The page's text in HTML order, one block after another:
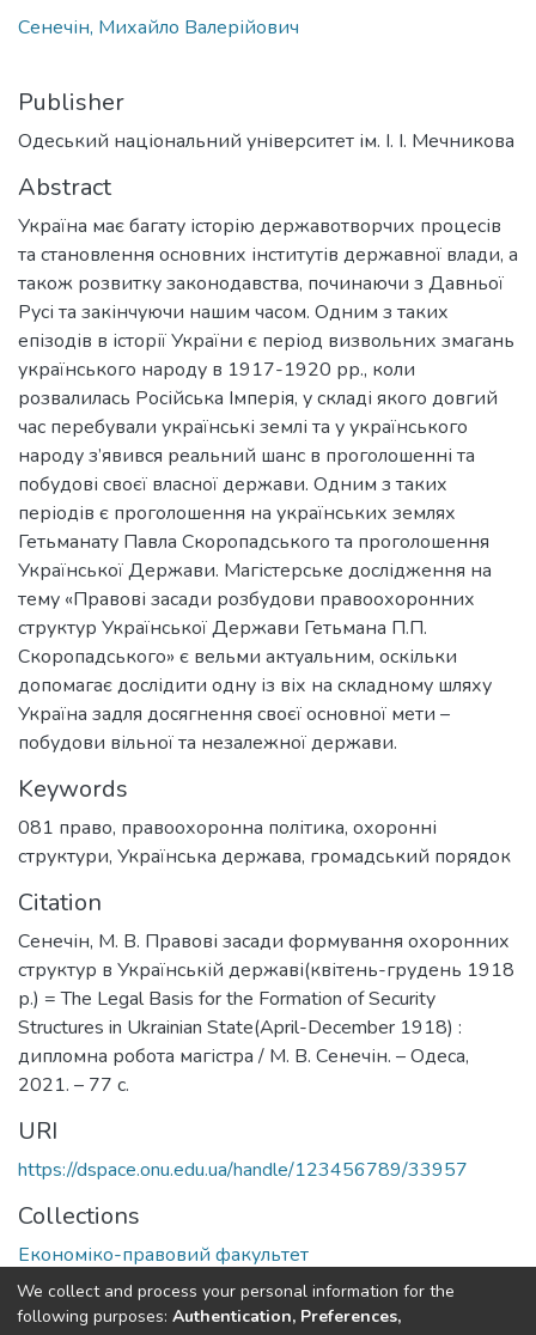
Сенечін, Михайло Валерійович
Publisher
Одеський національний університет ім. І. І. Мечникова
Abstract
Україна має багату історію державотворчих процесів
та становлення основних інститутів державної влади, а
також розвитку законодавства, починаючи з Давньої
Русі та закінчуючи нашим часом. Одним з таких
епізодів в історії України є період визвольних змагань
українського народу в 1917-1920 рр., коли
розвалилась Російська Імперія, у складі якого довгий
час перебували українські землі та у українського
народу з’явився реальний шанс в проголошенні та
побудові своєї власної держави. Одним з таких
періодів є проголошення на українських землях
Гетьманату Павла Скоропадського та проголошення
Української Держави. Магістерське дослідження на
тему «Правові засади розбудови правоохоронних
структур Української Держави Гетьмана П.П.
Скоропадського» є вельми актуальним, оскільки
допомагає дослідити одну із віх на складному шляху
Україна задля досягнення своєї основної мети –
побудови вільної та незалежної держави.
Keywords
081 право, правоохоронна політика, охоронні
структури, Українська держава, громадський порядок
Citation
Сенечін, М. В. Правові засади формування охоронних
структур в Українській державі(квітень-грудень 1918
р.) = The Legal Basis for the Formation of Security
Structures in Ukrainian State(April-December 1918) :
дипломна робота магістра / М. В. Сенечін. – Одеса,
2021. – 77 с.
URI
https://dspace.onu.edu.ua/handle/123456789/33957
Collections
Економіко-правовий факультет
Full item page
We collect and process your personal information for the
following purposes: Authentication, Preferences,